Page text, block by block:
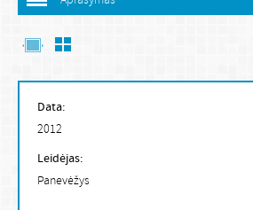
Data:
2012
Leidėjas:
Panevėžys